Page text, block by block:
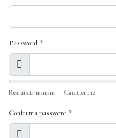
Password *
Mostra
Requisiti minimi — Caratteri: 12
Conferma password *